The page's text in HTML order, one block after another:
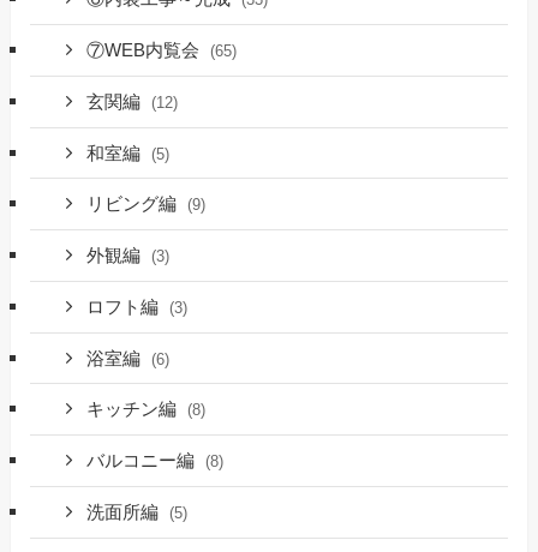
⑦WEB内覧会 (65)
玄関編 (12)
和室編 (5)
リビング編 (9)
外観編 (3)
ロフト編 (3)
浴室編 (6)
キッチン編 (8)
バルコニー編 (8)
洗面所編 (5)